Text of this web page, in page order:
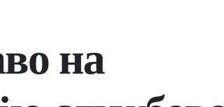
на